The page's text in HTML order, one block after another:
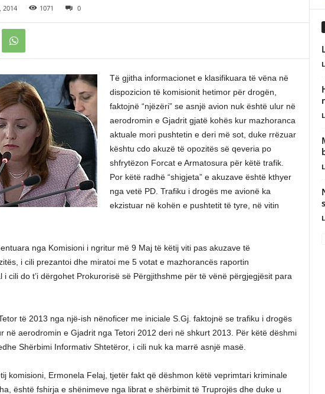
2014 1071 0
Të gjitha informacionet e klasifikuara të vëna në
dispozicion të komisionit hetimor për drogën,
faktojnë “njëzëri” se asnjë avion nuk është ulur në
aerodromin e Gjadrit gjatë kohës kur mazhoranca
aktuale mori pushtetin e deri më sot, duke rrëzuar
kështu cdo akuzë të opozitës së qeveria po
shfrytëzon Forcat e Armatosura për këtë trafik.
Por këtë radhë “shigjeta” e akuzave është kthyer
nga vetë PD. Trafiku i drogës me avionë ka
ekzistuar në kohën e pushtetit të tyre, në vitin
nga Komisioni i ngritur më 9 Maj të këtij viti pas akuzave të
i cili prezantoi dhe miratoi me 5 votat e mazhorancës raportin
i cili do t’i dërgohet Prokurorisë së Përgjithshme për të vënë përgjegjësit para
të 2013 nga një-ish nënoficer me iniciale S.Gj. faktojnë se trafiku i drogës
në aerodromin e Gjadrit nga Tetori 2012 deri në shkurt 2013. Për këtë dëshmi
Shërbimi Informativ Shtetëror, i cili nuk ka marrë asnjë masë.
komisioni, Ermonela Felaj, tjetër fakt që dëshmon këtë veprimtari kriminale
është fshirja e shënimeve nga librat e shërbimit të Truprojës dhe duke u